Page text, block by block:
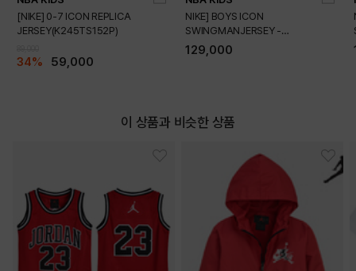
DETAILS
[NIKE] 0-7 ICON REPLICA
JERSEY(K245TS152P)
34% 59,000
NIKE] BOYS ICON
SWINGMANJERSEY -
PLAYER(K245TS054P)
129,000
이 상품과 비슷한 상품